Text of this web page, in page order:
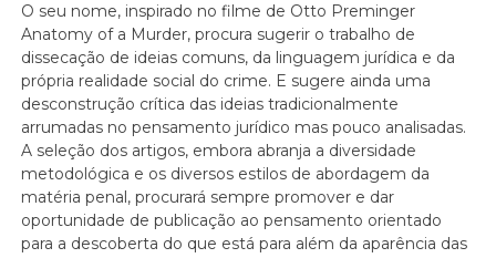
O seu nome, inspirado no filme de Otto Preminger
Anatomy of a Murder, procura sugerir o trabalho de
dissecação de ideias comuns, da linguagem jurídica e da
própria realidade social do crime. E sugere ainda uma
desconstrução crítica das ideias tradicionalmente
arrumadas no pensamento jurídico mas pouco analisadas.
A seleção dos artigos, embora abranja a diversidade
metodológica e os diversos estilos de abordagem da
matéria penal, procurará sempre promover e dar
oportunidade de publicação ao pensamento orientado
para a descoberta do que está para além da aparência das